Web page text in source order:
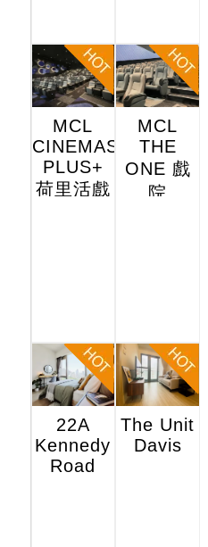
MCL
CINEMAS
PLUS+
荷里活戲
MCL
THE
ONE 戲
院
22A
Kennedy
Road
The Unit
Davis